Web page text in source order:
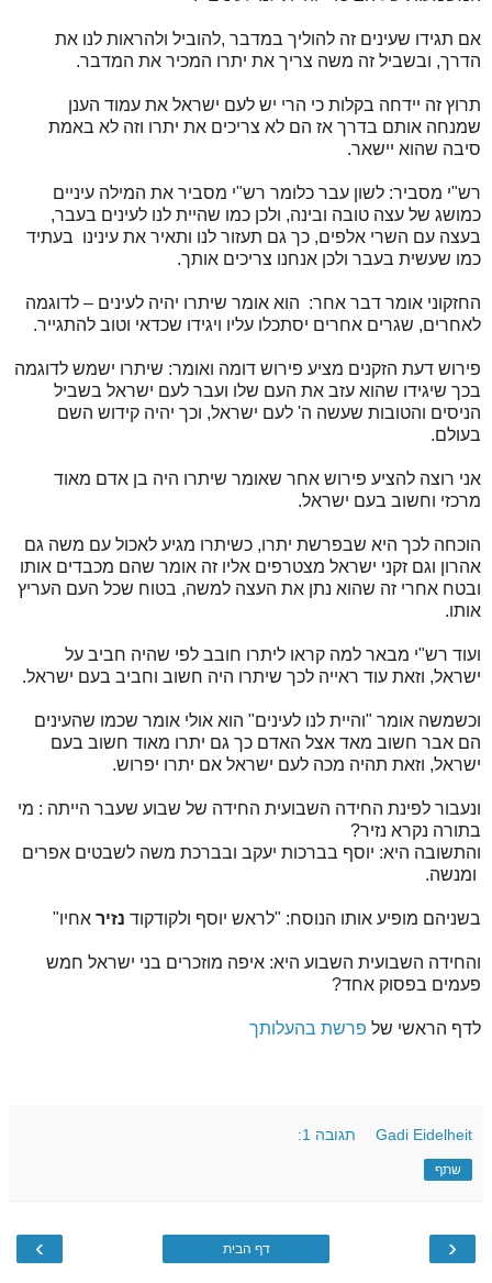
אם תגידו שעינים זה להוליך במדבר ,להוביל ולהראות לנו את
הדרך, ובשביל זה משה צריך את יתרו המכיר את המדבר.
תרוץ זה יידחה בקלות כי הרי יש לעם ישראל את עמוד הענן
שמנחה אותם בדרך אז הם לא צריכים את יתרו וזה לא באמת
סיבה שהוא יישאר.
רש"י מסביר: לשון עבר כלומר רש"י מסביר את המילה עיניים
כמושג של עצה טובה ובינה, ולכן כמו שהיית לנו לעינים בעבר,
בעצה עם השרי אלפים, כך גם תעזור לנו ותאיר את עינינו בעתיד
כמו שעשית בעבר ולכן אנחנו צריכים אותך.
החזקוני אומר דבר אחר: הוא אומר שיתרו יהיה לעינים – לדוגמה
לאחרים, שגרים אחרים יסתכלו עליו ויגידו שכדאי וטוב להתגייר.
פירוש דעת הזקנים מציע פירוש דומה ואומר: שיתרו ישמש לדוגמה
בכך שיגידו שהוא עזב את העם שלו ועבר לעם ישראל בשביל
הניסים והטובות שעשה ה' לעם ישראל, וכך יהיה קידוש השם
בעולם.
אני רוצה להציע פירוש אחר שאומר שיתרו היה בן אדם מאוד
מרכזי וחשוב בעם ישראל.
הוכחה לכך היא שבפרשת יתרו, כשיתרו מגיע לאכול עם משה גם
אהרון וגם זקני ישראל מצטרפים אליו זה אומר שהם מכבדים אותו
ובטח אחרי זה שהוא נתן את העצה למשה, בטוח שכל העם העריץ
אותו.
ועוד רש"י מבאר למה קראו ליתרו חובב לפי שהיה חביב על
ישראל, וזאת עוד ראייה לכך שיתרו היה חשוב וחביב בעם ישראל.
וכשמשה אומר "והיית לנו לעינים" הוא אולי אומר שכמו שהעינים
הם אבר חשוב מאד אצל האדם כך גם יתרו מאוד חשוב בעם
ישראל, וזאת תהיה מכה לעם ישראל אם יתרו יפרוש.
ונעבור לפינת החידה השבועית החידה של שבוע שעבר הייתה : מי
בתורה נקרא נזיר?
והתשובה היא: יוסף בברכות יעקב ובברכת משה לשבטים אפרים
ומנשה.
בשניהם מופיע אותו הנוסח: "לראש יוסף ולקודקוד נזיר אחיו"
והחידה השבועית השבוע היא: איפה מוזכרים בני ישראל חמש
פעמים בפסוק אחד?
לדף הראשי של פרשת בהעלותך
Gadi Eidelheit תגובה 1:
שתף
‹
› דף הבית